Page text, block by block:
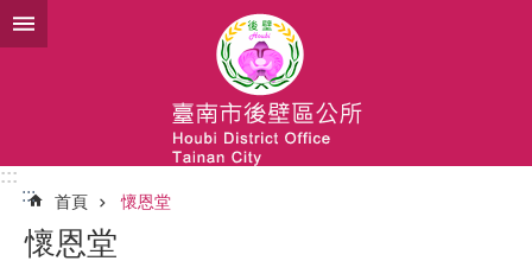
跳到主要內容區塊
:::
:::
首頁 懷恩堂
懷恩堂